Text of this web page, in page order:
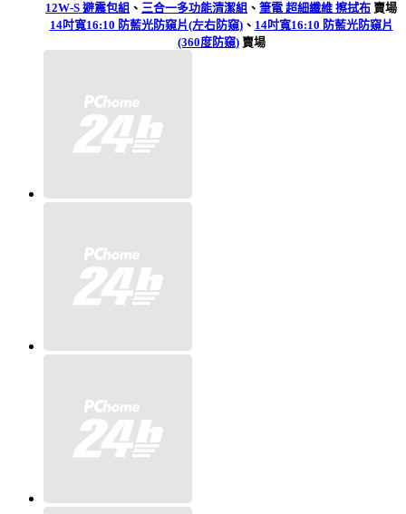
12W-S 避震包組 、 三合一多功能清潔組 、 筆電 超細纖維 擦拭布 賣場
14吋寬16:10 防藍光防窺片(左右防窺)、 14吋寬16:10 防藍光防窺片
(360度防窺)賣場